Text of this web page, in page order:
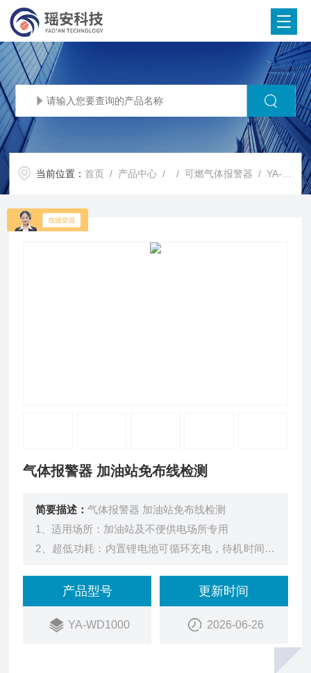
当前位置：首页 / 产品中心 / /可燃气体报警器 / YA-WD1000气体报警器 加油站免布线检测
气体报警器 加油站免布线检测
简要描述：气体报警器 加油站免布线检测
1、适用场所：加油站及不便供电场所专用
2、超低功耗：内置锂电池可循环充电，待机时间达
3、磁吸安装：免钻孔免布线免施工，底部采用强力
包胶磁铁，安全不脱落
4、多重报警：故障、高低、低报报警，防盗振动报
产品型号
YA-WD1000
更新时间
2026-06-26